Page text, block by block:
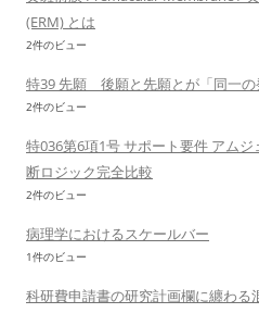
(ERM) とは
2件のビュー
特39 先願 後願と先願とが「同一の
2件のビュー
特036第6項1号 サポート要件 アム
断ロジック完全比較
2件のビュー
病理学におけるスケールバー
1件のビュー
科研費申請書の研究計画欄に纏わる